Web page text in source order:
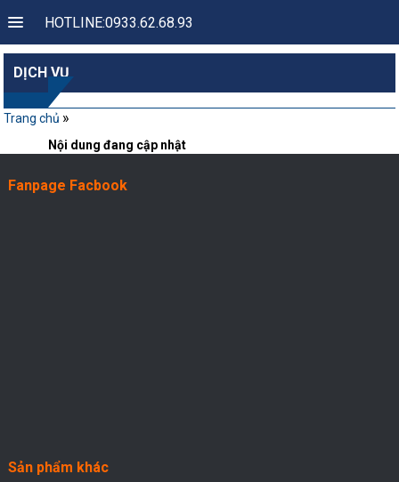
HOTLINE:0933.62.68.93
DỊCH VỤ
Trang chủ »
Nội dung đang cập nhật
Fanpage Facbook
Sản phẩm khác